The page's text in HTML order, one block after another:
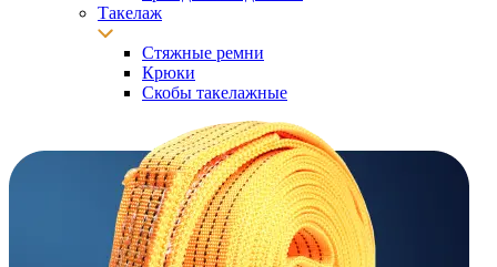
Такелаж
Стяжные ремни
Крюки
Скобы такелажные